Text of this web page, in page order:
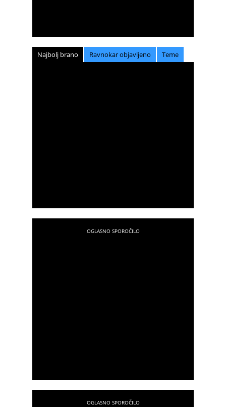
Najbolj brano Ravnokar objavljeno Teme